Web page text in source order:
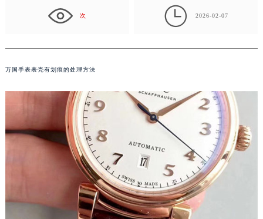
次  2026-02-07
万国手表表壳有划痕的处理方法